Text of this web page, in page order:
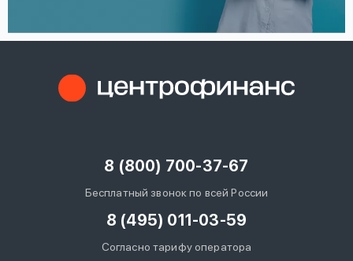
8 (800) 700-37-67
Бесплатный звонок по всей России
8 (495) 011-03-59
Согласно тарифу оператора